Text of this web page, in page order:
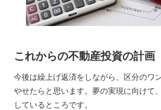
これからの不動産投資の計画
今後は繰上げ返済をしながら、区分のワ
やせたらと思います。夢の実現に向けて
しているところです。